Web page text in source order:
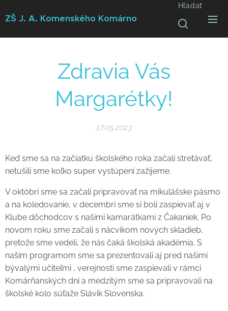
ZŠ J. A. Komenského Komárno
Hľadať
Zdravia Vás
Margarétky!
17.05.2023
Keď sme sa na začiatku školského roka začali stretávať,
netušili sme koľko super vystúpení zažijeme.
V októbri sme sa začali pripravovať na mikulášske pásmo
a na koledovanie, v decembri sme si boli zaspievať aj v
Klube dôchodcov s našimi kamarátkami z Čakaniek. Po
novom roku sme začali s nácvikom nových skladieb,
pretože sme vedeli, že nás čaká školská akadémia. S
naším programom sme sa prezentovali aj pred našimi
bývalými učiteľmi , verejnosti sme zaspievali v rámci
Komárňanských dní a medzitým sme sa pripravovali na
školské kolo súťaže Slávik Slovenska.